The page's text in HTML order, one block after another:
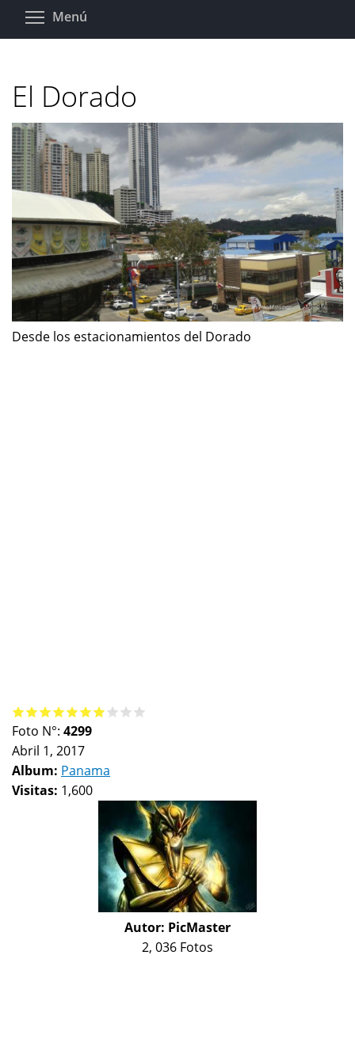
Pasar
Menú
El Dorado
Desde los estacionamientos del Dorado
Foto N°: 4299
Abril 1, 2017
Album: Panama
Visitas: 1,600
Autor: PicMaster
2, 036 Fotos